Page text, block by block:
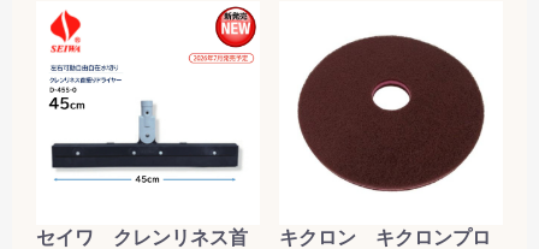
セイワ クレンリネス首
キクロン キクロンプロ